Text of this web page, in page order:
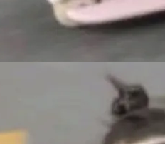
SQLite 数据
一真相...
X300 E这
/ Z Fold8 /
日发布，且全
，它们本该
阶段。 De
page 最显
com
写出来的。git
次编辑：Delt
亿美元
客（VC 分
绩报告，Spac
马逊、Alpha
Muse Spark